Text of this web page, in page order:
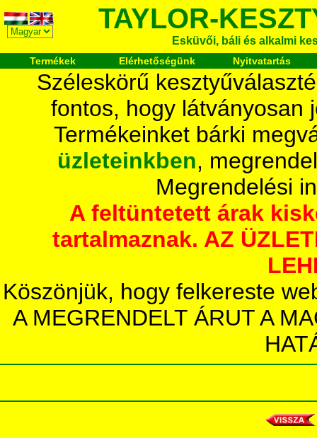
TAYLOR-
Esküvői, báli és alkalmi
Termékek Elérhetőségünk Nyitvatartás
Széleskörű
fontos, hogy látványosan
Termékeinket bárki
üzleteinkben,
Megrendelési
A feltüntetett árak
tartalmaznak. AZ
Köszönjük, hogy felkereste
A MEGRENDELT ÁRUT A